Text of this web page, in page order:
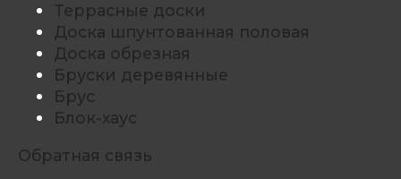
Террасные доски
Доска шпунтованная половая
Доска обрезная
Бруски деревянные
Брус
Блок-хаус
Обратная связь